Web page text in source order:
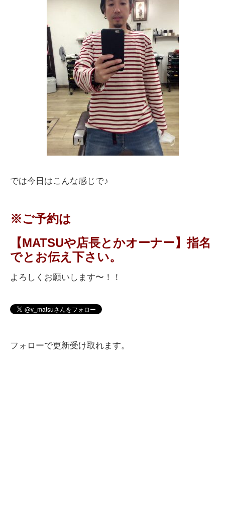
では今日はこんな感じで♪
※ご予約は
【MATSUや店長とかオーナー】指名
でとお伝え下さい。
よろしくお願いします〜！！
フォローで更新受け取れます。